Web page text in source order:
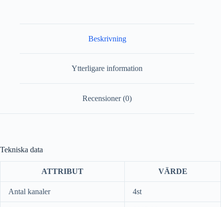
Beskrivning
Ytterligare information
Recensioner (0)
Tekniska data
ATTRIBUT VÄRDE
Antal kanaler 4st